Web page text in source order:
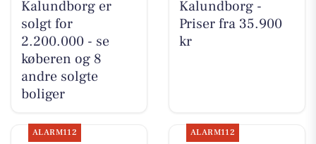
Kalundborg er
solgt for
2.200.000 - se
køberen og 8
andre solgte
boliger
Kalundborg -
Priser fra 35.900
kr
ALARM112 ALARM112